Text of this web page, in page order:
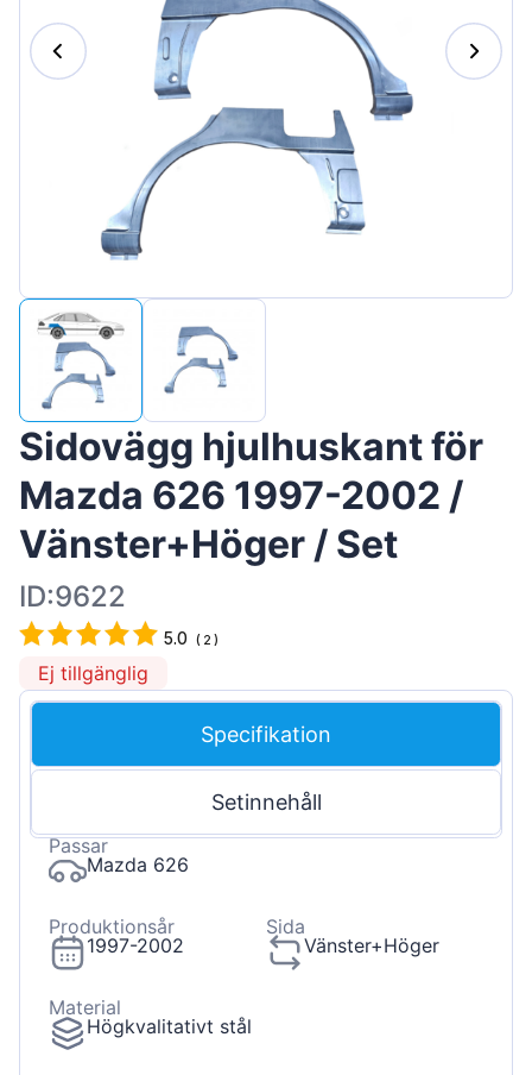
Magyar
Português
Slovenian
Sidovägg hjulhuskant för
Mazda 626 1997-2002 /
Vänster+Höger / Set
ID:9622
5.0 ( 2 )
Ej tillgänglig
Specifikation
Setinnehåll
Passar
Mazda 626
Produktionsår
1997-2002
Sida
Vänster+Höger
Material
Högkvalitativt stål